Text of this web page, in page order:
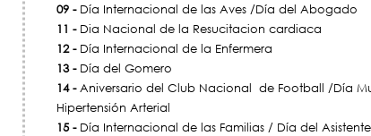
09 -Día Internacional de las Aves /Día del Abogado
11 -Dia Nacional de la Resucitacion cardiaca
12 -Día Internacional de la Enfermera
13 -Día del Gomero
14 -Aniversario del Club Nacional de Football /Día
Hipertensión Arterial
15 -Día Internacional de las Familias / Día del